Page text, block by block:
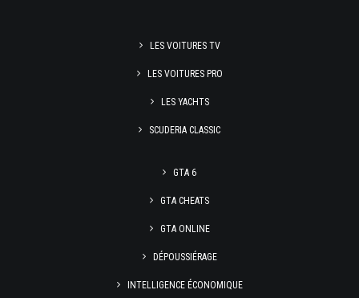
LES VOITURES TV
LES VOITURES PRO
LES YACHTS
SCUDERIA CLASSIC
GTA 6
GTA CHEATS
GTA ONLINE
DÉPOUSSIÉRAGE
INTELLIGENCE ÉCONOMIQUE